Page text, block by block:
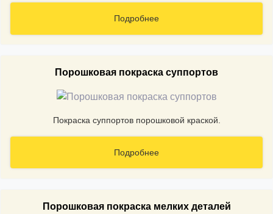
Подробнее
Порошковая покраска суппортов
Покраска суппортов порошковой краской.
Подробнее
Порошковая покраска мелких деталей